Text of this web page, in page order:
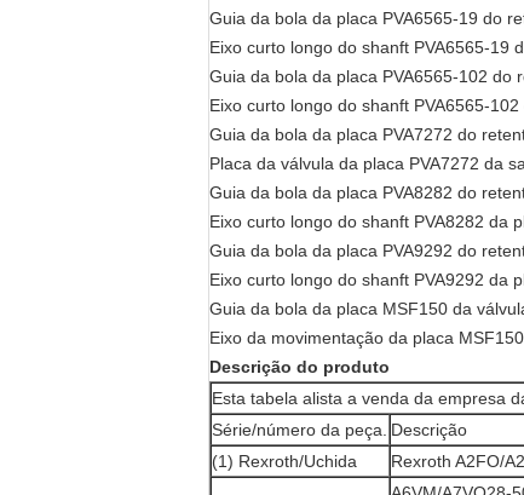
Guia da bola da placa PVA6565-19 do
Eixo curto longo do shanft PVA6565-19
Guia da bola da placa PVA6565-102 do
Eixo curto longo do shanft PVA6565-
Guia da bola da placa PVA7272 do
Placa da válvula da placa PVA7272 da
Guia da bola da placa PVA8282 do
Eixo curto longo do shanft PVA8282 da
Guia da bola da placa PVA9292 do
Eixo curto longo do shanft PVA9292 da
Guia da bola da placa MSF150 da
Eixo da movimentação da placa
Descrição do produto
Esta tabela alista a venda da empresa
Série/número da peça. Descrição
(1) Rexroth/Uchida
Rexroth A2FO/